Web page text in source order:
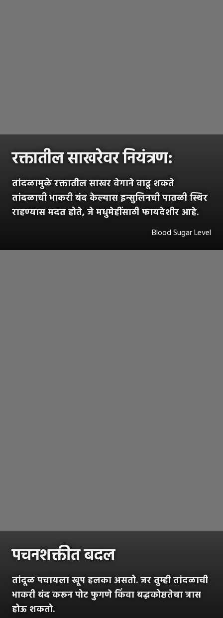
रक्तातील साखरेवर नियंत्रण:
तांदळामुळे रक्तातील साखर वेगाने वाढू शकते
तांदळाची भाकरी बंद केल्यास इन्सुलिनची पातळी स्थिर
राहण्यास मदत होते, जे मधुमेहींसाठी फायदेशीर आहे.
Blood Sugar Level
पचनशक्तीत बदल
तांदूळ पचायला खूप हलका असतो. जर तुम्ही तांदळाची
भाकरी बंद करून पोट फुगणे किंवा बद्धकोष्ठतेचा त्रास
होऊ शकतो.